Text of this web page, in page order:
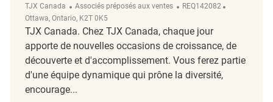
TJX Canada Catégorie
Associés préposés aux ventes ReqId
REQ142082
Ottawa, Ontario, K2T 0K5
TJX Canada. Chez TJX Canada, chaque jour
apporte de nouvelles occasions de croissance, de
découverte et d'accomplissement. Vous ferez partie
d'une équipe dynamique qui prône la diversité,
encourage...